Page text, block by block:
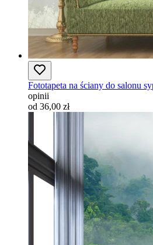
Fototapeta na ściany do salonu
opinii
od 36,00 zł